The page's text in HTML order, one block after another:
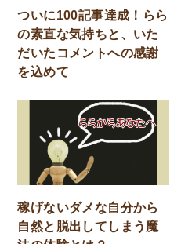
ついに100記事達成！らら
の素直な気持ちと、いた
だいたコメントへの感謝
を込めて
稼げないダメな自分から
自然と脱出してしまう魔